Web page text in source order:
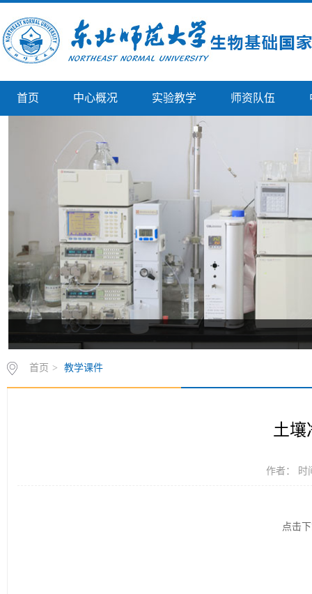
首页 中心概况 实验教学 师资队伍
首页 > 教学课件
土壤
作者： 时
点击